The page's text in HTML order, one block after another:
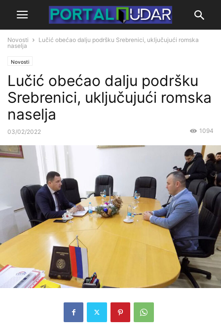
Novosti
Lučić obećao dalju podršku Srebrenici, uključujući romska
naselja
Novosti
Lučić obećao dalju podršku
Srebrenici, uključujući romska
naselja
03/02/2022 1094